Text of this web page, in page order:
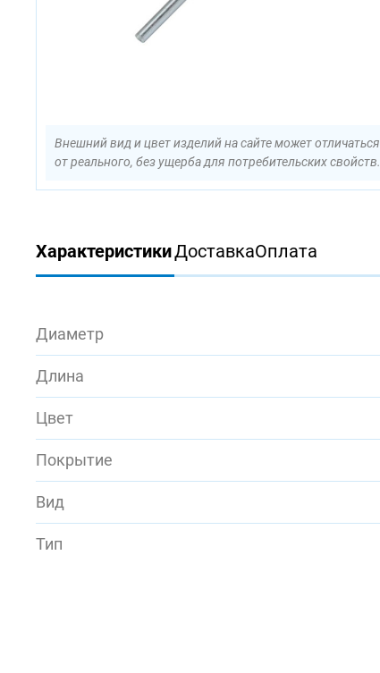
Внешний вид и цвет изделий на сайте может отличаться
от реального, без ущерба для потребительских свойств.
ХарактеристикиДоставкаОплата
Диаметр
Длина
Цвет
Покрытие
Вид
Тип